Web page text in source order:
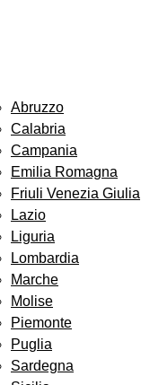
Abruzzo
Calabria
Campania
Emilia Romagna
Friuli Venezia Giulia
Lazio
Liguria
Lombardia
Marche
Molise
Piemonte
Puglia
Sardegna